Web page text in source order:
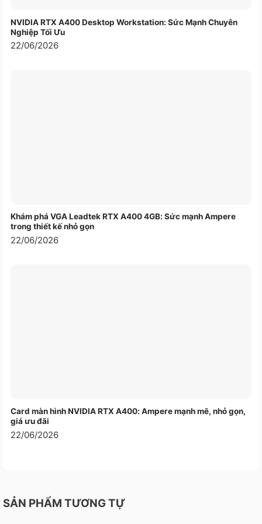
NVIDIA RTX A400 Desktop Workstation: Sức Mạnh Chuyên
Nghiệp Tối Ưu
22/06/2026
Khám phá VGA Leadtek RTX A400 4GB: Sức mạnh Ampere
trong thiết kế nhỏ gọn
22/06/2026
Card màn hình NVIDIA RTX A400: Ampere mạnh mẽ, nhỏ gọn,
giá ưu đãi
22/06/2026
SẢN PHẨM TƯƠNG TỰ